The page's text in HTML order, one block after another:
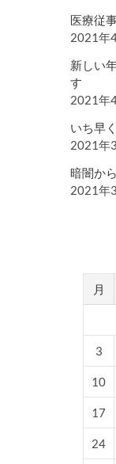
医療従
2021年
新しい
す
2021年
いち早
2021年
暗闇か
2021年
月
3
10
17
24